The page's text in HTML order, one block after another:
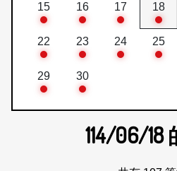
15 16 17 18
22 23 24 25
29 30
114/06/18